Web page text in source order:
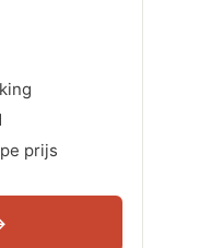
prijs